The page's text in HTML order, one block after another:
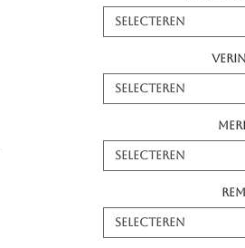
Selecteren
Selecteren
Selecteren
Rem
Selecteren